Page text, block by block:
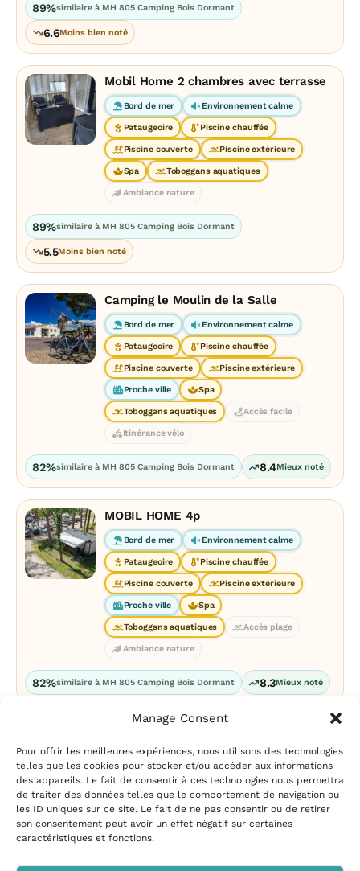
Manage Consent
Pour offrir les meilleures expériences, nous utilisons des technologies
telles que les cookies pour stocker et/ou accéder aux informations
des appareils. Le fait de consentir à ces technologies nous permettra
de traiter des données telles que le comportement de navigation ou
les ID uniques sur ce site. Le fait de ne pas consentir ou de retirer
son consentement peut avoir un effet négatif sur certaines
caractéristiques et fonctions.
89%similaire à MH 805 Camping Bois Dormant
6.6Moins bien noté
Mobil Home 2 chambres avec terrasse
Bord de mer Environnement calme
Pataugeoire Piscine chauffée
Piscine couverte Piscine extérieure
Spa Toboggans aquatiques
Ambiance nature
89%similaire à MH 805 Camping Bois Dormant
5.5Moins bien noté
Camping le Moulin de la Salle
Bord de mer Environnement calme
Pataugeoire Piscine chauffée
Piscine couverte Piscine extérieure
Proche ville Spa
Toboggans aquatiques Accès facile
Itinérance vélo
82%similaire à MH 805 Camping Bois Dormant 8.4Mieux noté
MOBIL HOME 4p
Bord de mer Environnement calme
Pataugeoire Piscine chauffée
Piscine couverte Piscine extérieure
Proche ville Spa
Toboggans aquatiques Accès plage
Ambiance nature
82%similaire à MH 805 Camping Bois Dormant 8.3Mieux noté
Mentions légales|Politique
de confidentialité